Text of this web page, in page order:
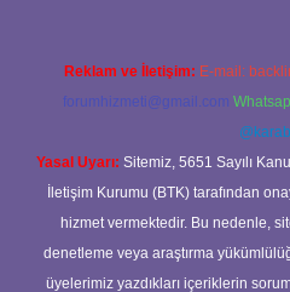
Reklam ve İletişim: E-mail:
forumhizmeti@gmail.com
Yasal Uyarı: Sitemiz, 5651 Sayılı
İletişim Kurumu (BTK) tarafından
hizmet vermektedir. Bu nedenle,
denetleme veya araştırma
üyelerimiz yazdıkları içeriklerin